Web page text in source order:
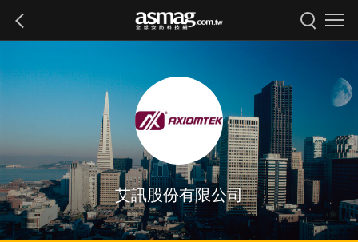
艾訊股份有限公司